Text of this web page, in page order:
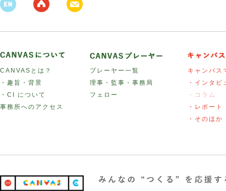
CANVASとは？
・趣旨・背景
・CI について
事務所へのアクセス
プレーヤー一覧
理事・監事・事務局
フェロー
キャンバス
・インタビ
・コラム
・レポート
・そのほか